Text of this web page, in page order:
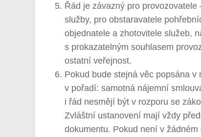
Řád je závazný pro
služby, pro obstaravatele
objednatele a zhotovitele služeb,
s prokazatelným souhlasem
ostatní veřejnost.
Pokud bude stejná věc popsána
v pořadí: samotná nájemní
i řád nesmějí být v rozporu se
Zvláštní ustanovení mají vždy
dokumentu. Pokud není v